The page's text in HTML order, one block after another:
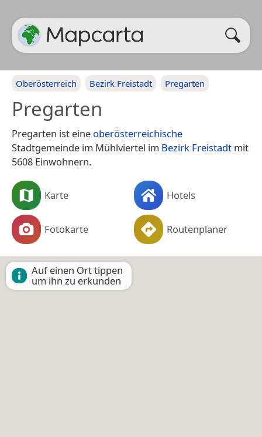
Oberösterreich Bezirk Freistadt Pregarten
Pregarten
Pregarten ist eine oberösterreichische
Stadtgemeinde im Mühlviertel im Bezirk Freistadt mit
5608 Einwohnern.
Karte Hotels
Fotokarte Routenplaner
Auf einen Ort tippen
um ihn zu erkunden